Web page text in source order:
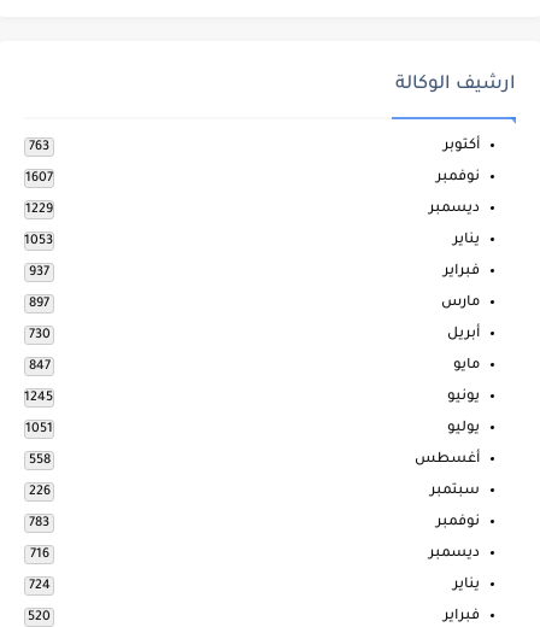
ارشيف الوكالة
أكتوبر 763
نوفمبر 1607
ديسمبر 1229
يناير 1053
فبراير 937
مارس 897
أبريل 730
مايو 847
يونيو 1245
يوليو 1051
أغسطس 558
سبتمبر 226
نوفمبر 783
ديسمبر 716
يناير 724
فبراير 520